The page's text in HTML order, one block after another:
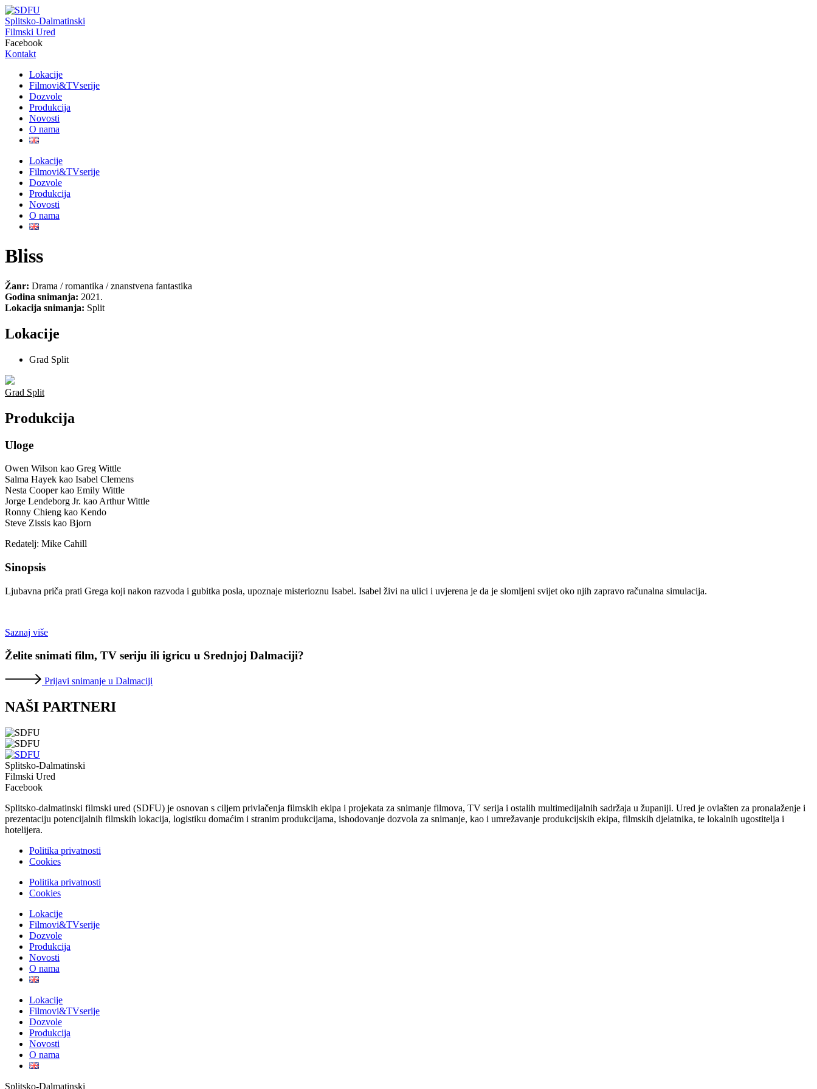
Idi
na
sadržaj
Splitsko-Dalmatinski
Filmski Ured
Facebook
Kontakt
Lokacije
Filmovi&TVserije
Dozvole
Produkcija
Novosti
O nama
Lokacije
Filmovi&TVserije
Dozvole
Produkcija
Novosti
O nama
Bliss
Žanr: Drama / romantika / znanstvena fantastika
Godina snimanja: 2021.
Lokacija snimanja: Split
Lokacije
Grad Split
Grad Split
Produkcija
Uloge
Owen Wilson kao Greg Wittle
Salma Hayek kao Isabel Clemens
Nesta Cooper kao Emily Wittle
Jorge Lendeborg Jr. kao Arthur Wittle
Ronny Chieng kao Kendo
Steve Zissis kao Bjorn
Redatelj: Mike Cahill
Sinopsis
Ljubavna priča prati Grega koji nakon razvoda i gubitka posla, upoznaje misterioznu Isabel. Isabel živi na ulici i uvjerena je da je slomljeni svijet oko njih zapravo računalna simulacija.
Saznaj više
Želite snimati film, TV seriju ili igricu u Srednjoj Dalmaciji?
Prijavi snimanje u Dalmaciji
NAŠI PARTNERI
Splitsko-Dalmatinski
Filmski Ured
Facebook
Splitsko-dalmatinski filmski ured (SDFU) je osnovan s ciljem privlačenja filmskih ekipa i projekata za snimanje filmova, TV serija i ostalih multimedijalnih sadržaja u županiji. Ured je ovlašten za pronalaženje i
prezentaciju potencijalnih filmskih lokacija, logistiku domaćim i stranim produkcijama, ishodovanje dozvola za snimanje, kao i umrežavanje produkcijskih ekipa, filmskih djelatnika, te lokalnih ugostitelja i
hotelijera.
Politika privatnosti
Cookies
Politika privatnosti
Cookies
Lokacije
Filmovi&TVserije
Dozvole
Produkcija
Novosti
O nama
Lokacije
Filmovi&TVserije
Dozvole
Produkcija
Novosti
O nama
Splitsko-Dalmatinski